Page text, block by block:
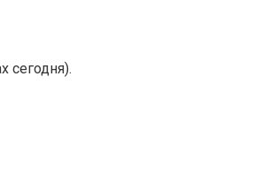
сегодня).